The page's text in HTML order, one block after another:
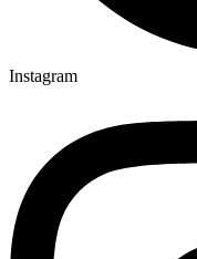
Instagram